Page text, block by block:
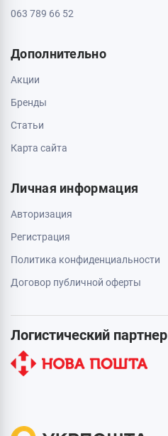
063 789 66 52
Дополнительно
Акции
Бренды
Статьи
Карта сайта
Личная информация
Авторизация
Регистрация
Политика конфиденциальности
Договор публичной оферты
Логистический партнер